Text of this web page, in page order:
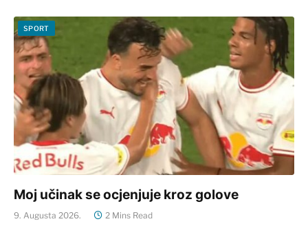
SPORT
Moj učinak se ocjenjuje kroz golove
9. Augusta 2026. 2 Mins Read